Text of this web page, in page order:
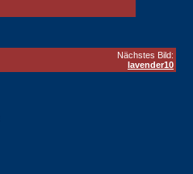
Nächstes Bild:
lavender10